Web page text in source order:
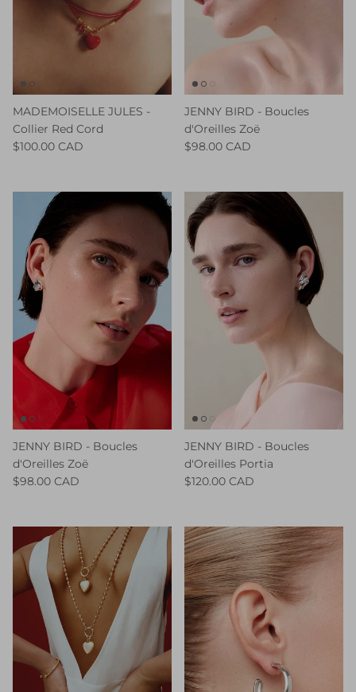
MADEMOISELLE JULES -
Collier Red Cord
$100.00 CAD
JENNY BIRD - Boucles
d'Oreilles Zoë
$98.00 CAD
JENNY BIRD - Boucles
d'Oreilles Zoë
$98.00 CAD
JENNY BIRD - Boucles
d'Oreilles Portia
$120.00 CAD